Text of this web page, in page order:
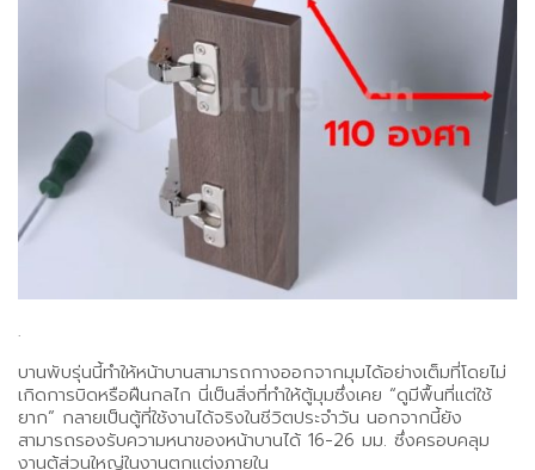
.
บานพับรุ่นนี้ทำให้หน้าบานสามารถกางออกจากมุมได้อย่างเต็มที่โดยไม่
เกิดการบิดหรือฝืนกลไก นี่เป็นสิ่งที่ทำให้ตู้มุมซึ่งเคย “ดูมีพื้นที่แต่ใช้
ยาก” กลายเป็นตู้ที่ใช้งานได้จริงในชีวิตประจำวัน นอกจากนี้ยัง
สามารถรองรับความหนาของหน้าบานได้ 16-26 มม. ซึ่งครอบคลุม
งานตู้ส่วนใหญ่ในงานตกแต่งภายใน